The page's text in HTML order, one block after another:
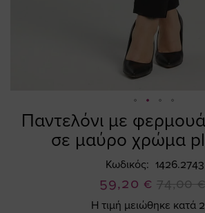
Παντελόνι με
σε μαύρο χρώμα
Κωδικός 1426.2743
Ειδική
Τιμή
59,20 € 74,00
Η τιμή μειώθηκε κατά
Skip